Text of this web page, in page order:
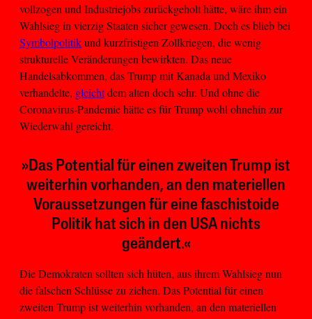
vollzogen und Industriejobs zurückgeholt hätte, wäre ihm ein
Wahlsieg in vierzig Staaten sicher gewesen. Doch es blieb bei
Symbolpolitikund kurzfristigen Zollkriegen, die wenig
strukturelle Veränderungen bewirkten. Das neue
Handelsabkommen, das Trump mit Kanada und Mexiko
verhandelte, gleichtdem alten doch sehr. Und ohne die
Coronavirus-Pandemie hätte es für Trump wohl ohnehin zur
Wiederwahl gereicht.
»Das Potential für einen zweiten Trump ist
weiterhin vorhanden, an den materiellen
Voraussetzungen für eine faschistoide
Politik hat sich in den USA nichts
geändert.«
Die Demokraten sollten sich hüten, aus ihrem Wahlsieg nun
die falschen Schlüsse zu ziehen. Das Potential für einen
zweiten Trump ist weiterhin vorhanden, an den materiellen